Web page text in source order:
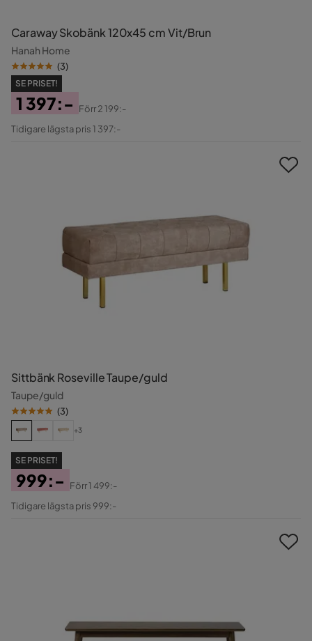
Caraway Skobänk 120x45 cm Vit/Brun
Hanah Home
(3)
SE PRISET!
Pris
1 397:-
Original
Förr2 199:-
Tidigare lägsta pris 1 397:-
Sittbänk Roseville Taupe/guld
Taupe/guld
(3)
+3
SE PRISET!
Pris
999:-
Original
Förr1 499:-
Tidigare lägsta pris 999:-